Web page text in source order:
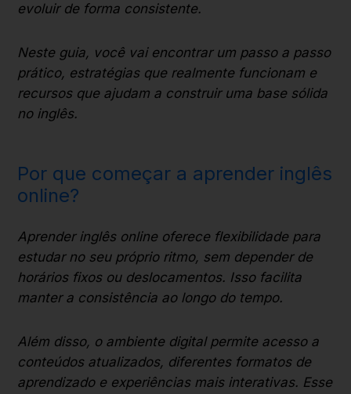
evoluir de forma consistente.
Neste guia, você vai encontrar um passo a passo
prático, estratégias que realmente funcionam e
recursos que ajudam a construir uma base sólida
no inglês.
Por que começar a aprender inglês
online?
Aprender inglês online oferece flexibilidade para
estudar no seu próprio ritmo, sem depender de
horários fixos ou deslocamentos. Isso facilita
manter a consistência ao longo do tempo.
Além disso, o ambiente digital permite acesso a
conteúdos atualizados, diferentes formatos de
aprendizado e experiências mais interativas. Esse